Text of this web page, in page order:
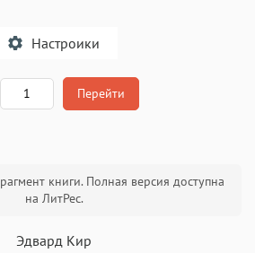
Настроики
Перейти
книги. Полная версия доступна
на ЛитРес.
Эдвард Кир